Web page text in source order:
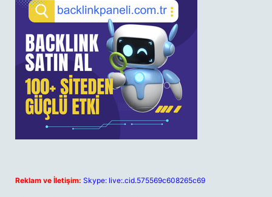
Reklam ve İletişim: Skype: live:.cid.575569c608265c69